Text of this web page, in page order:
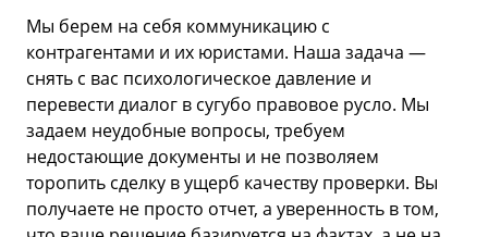
Мы берем на себя коммуникацию с
контрагентами и их юристами. Наша задача —
снять с вас психологическое давление и
перевести диалог в сугубо правовое русло. Мы
задаем неудобные вопросы, требуем
недостающие документы и не позволяем
торопить сделку в ущерб качеству проверки. Вы
получаете не просто отчет, а уверенность в том,